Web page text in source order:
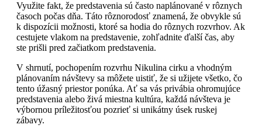
Využite fakt, že predstavenia sú často naplánované v rôznych
časoch počas dňa. Táto rôznorodosť znamená, že obvykle sú
k dispozícii možnosti, ktoré sa hodia do rôznych rozvrhov. Ak
cestujete vlakom na predstavenie, zohľadnite ďalší čas, aby
ste prišli pred začiatkom predstavenia.
V shrnutí, pochopením rozvrhu Nikulina cirku a vhodným
plánovaním návštevy sa môžete uistiť, že si užijete všetko, čo
tento úžasný priestor ponúka. Ať sa vás privábia ohromujúce
predstavenia alebo živá miestna kultúra, každá návšteva je
výbornou príležitosťou pozrieť si unikátny úsek ruskej
zábavy.